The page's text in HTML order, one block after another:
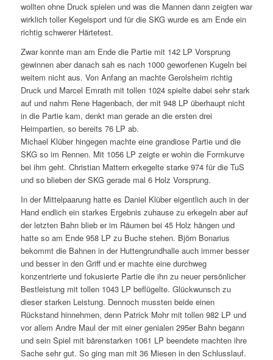
wollten ohne Druck spielen und was die Mannen dann zeigten war
wirklich toller Kegelsport und für die SKG wurde es am Ende ein
richtig schwerer Härtetest.
Zwar konnte man am Ende die Partie mit 142 LP Vorsprung
gewinnen aber danach sah es nach 1000 geworfenen Kugeln bei
weitem nicht aus. Von Anfang an machte Gerolsheim richtig
Druck und Marcel Emrath mit tollen 1024 spielte dabei sehr stark
auf und nahm Rene Hagenbach, der mit 948 LP überhaupt nicht
in die Partie kam, denkt man gerade an die ersten drei
Heimpartien, so bereits 76 LP ab.
Michael Klüber hingegen machte eine grandiose Partie und die
SKG so im Rennen. Mit 1056 LP zeigte er wohin die Formkurve
bei ihm geht. Christian Mattern erkegelte starke 974 für die TuS
und so blieben der SKG gerade mal 6 Holz Vorsprung.
In der Mittelpaarung hatte es Daniel Klüber eigentlich auch in der
Hand endlich ein starkes Ergebnis zuhause zu erkegeln aber auf
der letzten Bahn blieb er im Räumen bei 45 Holz hängen und
hatte so am Ende 958 LP zu Buche stehen. Björn Bonarius
bekommt die Bahnen in der Huttengrundhalle auch immer besser
und besser in den Griff und er machte eine durchweg
konzentrierte und fokusierte Partie die ihn zu neuer persönlicher
Bestleistung mit tollen 1043 LP beflügelte. Glückwunsch zu
dieser starken Leistung. Dennoch mussten beide einen
Rückstand hinnehmen, denn Patrick Mohr mit tollen 982 LP und
vor allem Andre Maul der mit einer genialen 295er Bahn begann
und sein Spiel mit bärenstarken 1061 LP beendete machten ihre
Sache sehr gut. So ging man mit 36 Miesen in den Schlusslauf.